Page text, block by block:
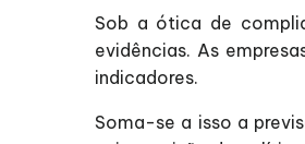
Sob a ótica de
evidências. As
indicadores.
Soma-se a isso a